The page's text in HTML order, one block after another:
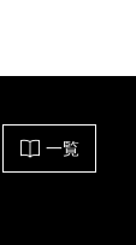
一覧